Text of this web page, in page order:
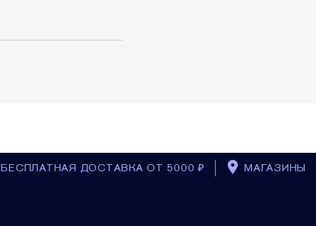
БЕСПЛАТНАЯ ДОСТАВКА ОТ 5000 ₽ МАГАЗИНЫ